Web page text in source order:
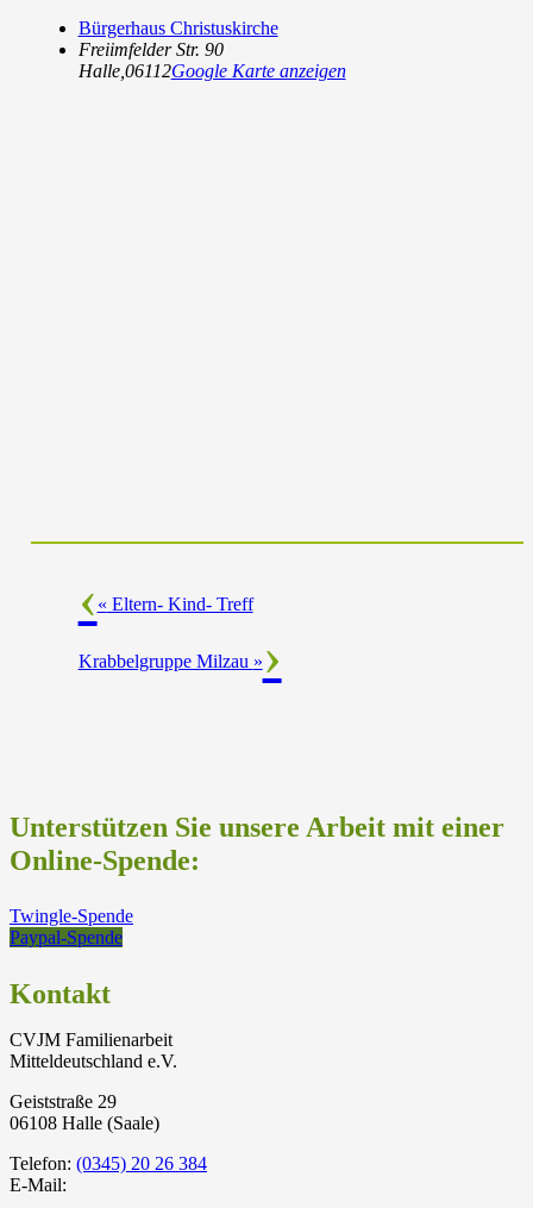
Bürgerhaus Christuskirche
Freiimfelder Str. 90
Halle, 06112Google Karte anzeigen
« Eltern- Kind- Treff
Krabbelgruppe Milzau »
Unterstützen Sie unsere Arbeit mit einer
Online-Spende:
Twingle-Spende
Paypal-Spende
Kontakt
CVJM Familienarbeit
Mitteldeutschland e.V.
Geiststraße 29
06108 Halle (Saale)
Telefon: (0345) 20 26 384
E-Mail: